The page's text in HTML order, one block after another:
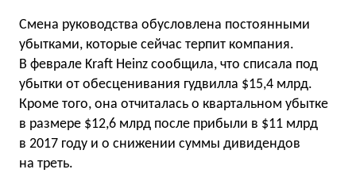
Смена руководства обусловлена постоянными
убытками, которые сейчас терпит компания.
В феврале Kraft Heinz сообщила, что списала под
убытки от обесценивания гудвилла $15,4 млрд.
Кроме того, она отчиталась о квартальном убытке
в размере $12,6 млрд после прибыли в $11 млрд
в 2017 году и о снижении суммы дивидендов
на треть.